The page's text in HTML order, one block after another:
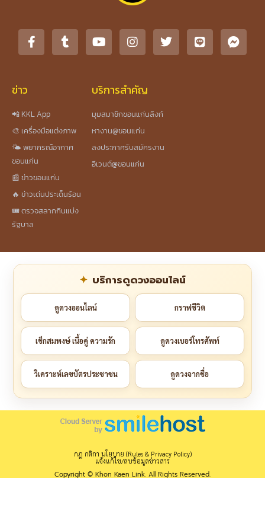
ข่าว
📲 KKL App
🎨 เครื่องมือแต่งภาพ
🌤️ พยากรณ์อากาศ
ขอนแก่น
📰 ข่าวขอนแก่น
🔥 ข่าวเด่นประเด็นร้อน
🎟️ ตรวจสลากกินแบ่ง
รัฐบาล
บริการสำคัญ
มุมสมาชิกขอนแก่นลิงก์
หางาน@ขอนแก่น
ลงประกาศรับสมัครงาน
อีเวนต์@ขอนแก่น
บริการดูดวงออนไลน์
ดูดวงออนไลน์ กราฟชีวิต
เช็กสมพงษ์ เนื้อคู่ ความรัก ดูดวงเบอร์โทรศัพท์
วิเคราะห์เลขบัตรประชาชน ดูดวงจากชื่อ
กฎ กติกา นโยบาย (Rules & Privacy Policy)
แจ้งแก้ไข/ลบข้อมูลข่าวสาร
Copyright © Khon Kaen Link. All Rights Reserved.